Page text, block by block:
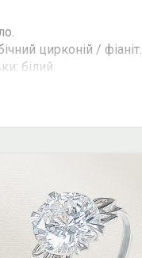
цирконій / фіаніт.
білий.
так.